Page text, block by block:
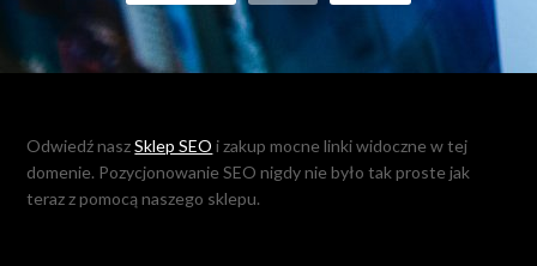
Odwiedź naszSklep SEO i zakup mocne linki widoczne w tej
domenie. Pozycjonowanie SEO nigdy nie było tak proste jak
teraz z pomocą naszego sklepu.